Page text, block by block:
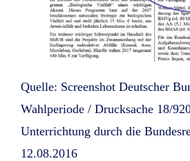
Quelle: Screenshot Deutscher
Wahlperiode / Drucksache 18/
Unterrichtung durch die
12.08.2016